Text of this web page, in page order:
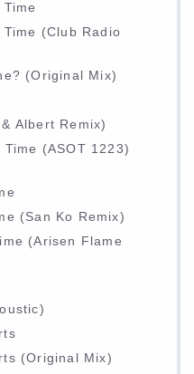
Time
Time (Club Radio
(Original Mix)
& Albert Remix)
Time (ASOT 1223)
(San Ko Remix)
(Arisen Flame
(Original Mix)